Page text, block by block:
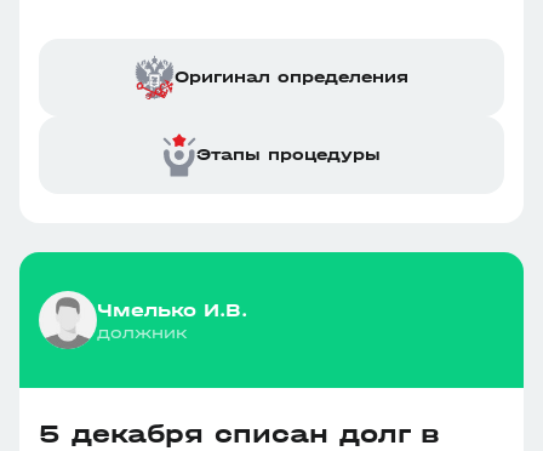
Оригинал определения
Этапы процедуры
Чмелько И.В.
должник
5 декабря списан долг в